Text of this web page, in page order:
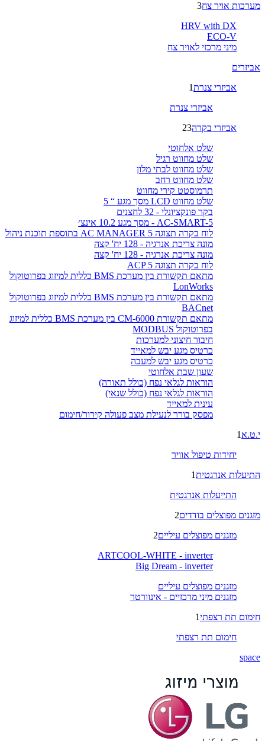
מערכות אויר צח3
HRV with DX
ECO-V
מיני מרכזי לאויר צח
אביזרים
אביזרי צנרת1
אביזרי צנרת
אביזרי בקרה23
שלט אלחוטי
שלט מחווט רגיל
שלט מחווט לבתי מלון
שלט מחווט רחב
תרמוסטט קירי מחווט
שלט מחווט LCD מסך מגע “ 5
בקר פונקציונלי - 32 לחצנים
AC-SMART-5 - מסך מגע 10.2 אינצ׳
לוח בקרה תצוגה AC MANAGER 5 בתוספת תוכנת ניהול
מונה צריכת אנרגיה - 128 יח' קצה
מונה צריכת אנרגיה - 128 יח' קצה
לוח בקרה תצוגה ACP 5
מתאם תקשורת בין מערכת BMS כללית למיזוג בפרוטוקול
LonWorks
מתאם תקשורת בין מערכת BMS כללית למיזוג בפרוטוקול
BACnet
מתאם תקשורת CM-6000 בין מערכת BMS כללית למיזוג
בפרוטוקול MODBUS
חיבור חיצוני למערכות
כרטיס מגע יבש למאייד
כרטיס מגע יבש למעבה
שעון שבת אלחוטי
הוראות לגלאי נפח (כולל תאורה)
הוראות לגלאי נפח (כולל שנאי)
עינית למאייד
מפסק בורר לנעילת מצב פעולה קירור/חימום
י.ט.א 1
יחידות טיפול אוויר
התיעלות אנרגטית1
התייעלות אנרגטית
מזגנים מפוצלים בודדים2
מזגנים מפוצלים עיליים2
ARTCOOL-WHITE - inverter
Big Dream - inverter
מזגנים מפוצלים עיליים
מזגנים מיני מרכזיים - אינוורטר
חימום תת רצפתי1
חימום תת רצפתי
space